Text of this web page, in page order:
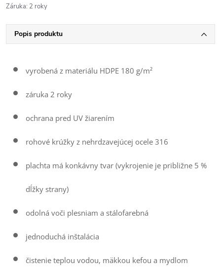
Záruka: 2 roky
Popis produktu
vyrobená z materiálu HDPE 180 g/m²
záruka 2 roky
ochrana pred UV žiarením
rohové krúžky z nehrdzavejúcej ocele 316
plachta má konkávny tvar (vykrojenie je približne 5 %
dĺžky strany)
odolná voči plesniam a stálofarebná
jednoduchá inštalácia
čistenie teplou vodou, mäkkou kefou a mydlom